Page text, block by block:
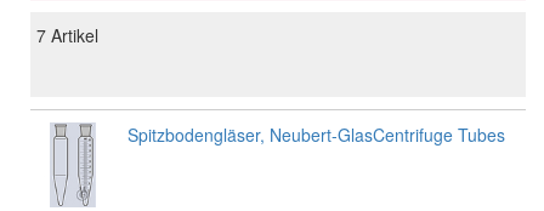
7 Artikel
Spitzbodengläser, Neubert-GlasCentrifuge Tubes